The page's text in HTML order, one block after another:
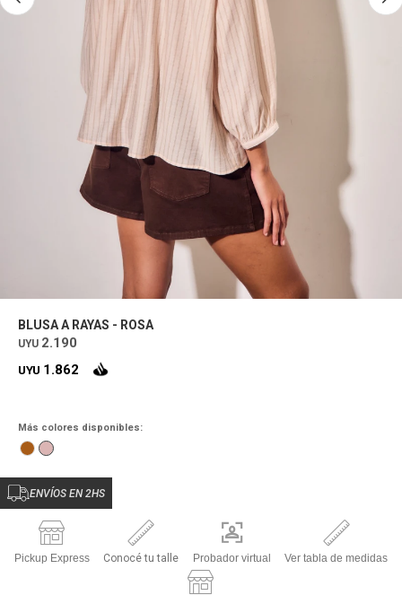
BLUSA A RAYAS - ROSA
UYU 2.190
UYU 1.862
Más colores disponibles:
ENVÍOS EN 2HS
Pickup Express Conocé tu talle Probador virtual Ver tabla de medidas